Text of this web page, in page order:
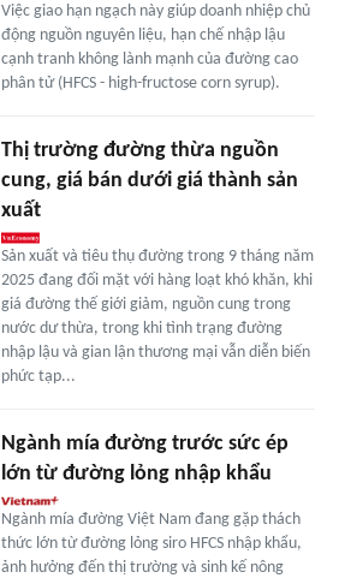
Việc giao hạn ngạch này giúp doanh nhiệp chủ
động nguồn nguyên liệu, hạn chế nhập lậu
cạnh tranh không lành mạnh của đường cao
phân tử (HFCS - high-fructose corn syrup).
Thị trường đường thừa nguồn
cung, giá bán dưới giá thành sản
xuất
Sản xuất và tiêu thụ đường trong 9 tháng năm
2025 đang đối mặt với hàng loạt khó khăn, khi
giá đường thế giới giảm, nguồn cung trong
nước dư thừa, trong khi tình trạng đường
nhập lậu và gian lận thương mại vẫn diễn biến
phức tạp...
Ngành mía đường trước sức ép
lớn từ đường lỏng nhập khẩu
Ngành mía đường Việt Nam đang gặp thách
thức lớn từ đường lỏng siro HFCS nhập khẩu,
ảnh hưởng đến thị trường và sinh kế nông